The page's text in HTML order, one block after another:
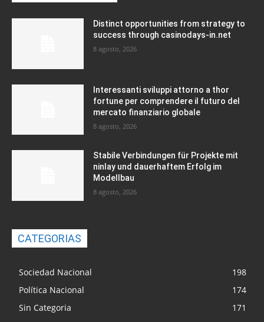
Distinct opportunities from strategy to
success through casinodays-in.net
8 agosto, 2026
Interessanti sviluppi attorno a thor
fortune per comprendere il futuro del
mercato finanziario globale
8 agosto, 2026
Stabile Verbindungen für Projekte mit
ninlay und dauerhaftem Erfolg im
Modellbau
8 agosto, 2026
CATEGORIAS
Sociedad Nacional
198
Política Nacional
174
Sin Categoria
171